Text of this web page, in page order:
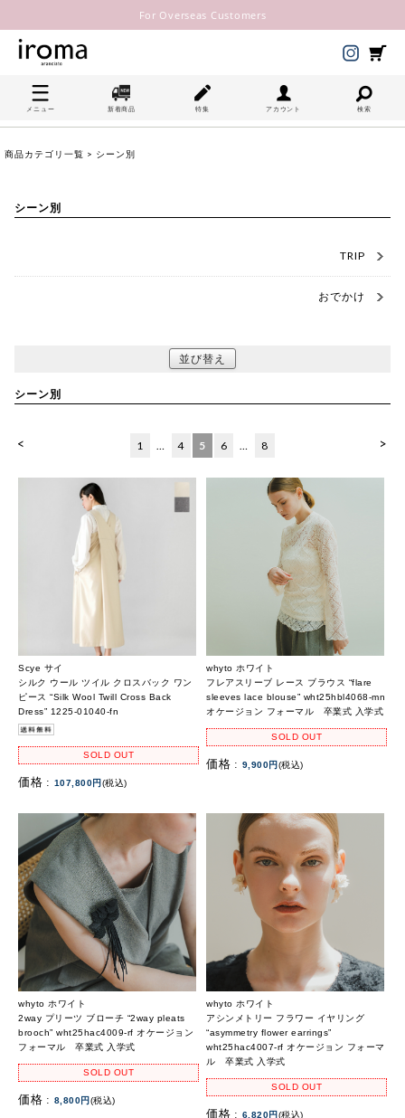
For Overseas Customers
メニュー 新着商品 特集 アカウント 検索
商品カテゴリ一覧 > シーン別
シーン別
TRIP
おでかけ
並び替え
シーン別
< >
1 … 4 5 6 … 8
Scye サイ
シルク ウール ツイル クロスバック ワン
ピース “Silk Wool Twill Cross Back
Dress” 1225-01040-fn
SOLD OUT
価格 : 107,800円(税込)
whyto ホワイト
フレアスリーブ レース ブラウス “flare
sleeves lace blouse” wht25hbl4068-mn
オケージョン フォーマル 卒業式 入学式
SOLD OUT
価格 : 9,900円(税込)
whyto ホワイト
2way プリーツ ブローチ “2way pleats
brooch” wht25hac4009-rf オケージョン
フォーマル 卒業式 入学式
SOLD OUT
価格 : 8,800円(税込)
whyto ホワイト
アシンメトリー フラワー イヤリング
“asymmetry flower earrings”
wht25hac4007-rf オケージョン フォーマ
ル 卒業式 入学式
SOLD OUT
価格 : 6,820円(税込)